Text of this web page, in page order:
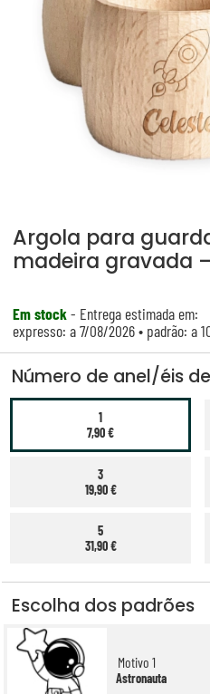
Argola para
madeira gravada
Em stock- Entrega estimada em:
expresso: a 7/08/2026 • padrão: a
Número de anel/éis
1
7,90 €
3
19,90 €
5
31,90 €
Escolha dos padrões
Motivo 1
Astronauta